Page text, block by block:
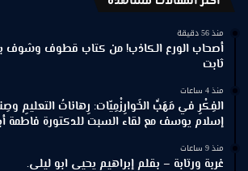
منذ 56 دقيقة
أصحاب الورع الكاذب! من كتاب قطوف وشوف
ثابت
منذ 4 ساعات
الفِكْرِ في مَهَبِّ الخَوارِزْمِيّات: رِهاناتُ التعليمِ
إسلام يوسف مع لقاء السبت للدكتورة فاطمة
منذ 9 ساعات
غربة ورتابة – بقلم إبراهيم يحيى ابو ليلى.